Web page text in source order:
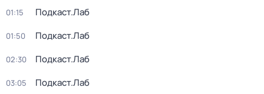
01:15 Подкаст.Лаб
01:50 Подкаст.Лаб
02:30 Подкаст.Лаб
03:05 Подкаст.Лаб